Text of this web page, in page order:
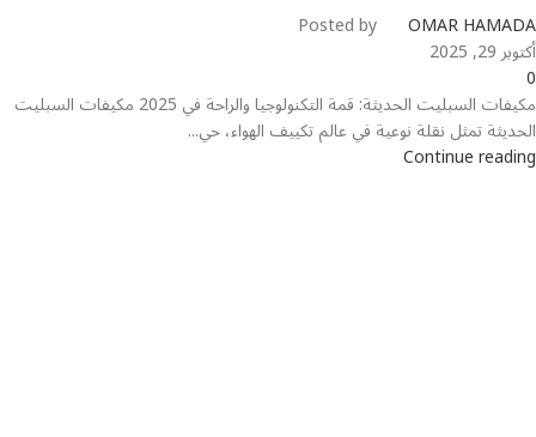
Posted by OMAR HAMADA
أكتوبر 29, 2025
0
مكيفات السبليت الحديثة: قمة التكنولوجيا والراحة في 2025 مكيفات السبليت
الحديثة تمثل نقلة نوعية في عالم تكييف الهواء، حي...
Continue reading